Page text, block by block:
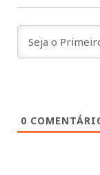
0